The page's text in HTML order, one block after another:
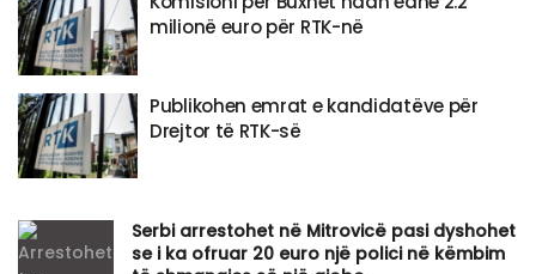
milionë euro për RTK-në
Publikohen emrat e kandidatëve për
Drejtor të RTK-së
Serbi arrestohet në Mitrovicë pasi dyshohet
se i ka ofruar 20 euro një polici në këmbim